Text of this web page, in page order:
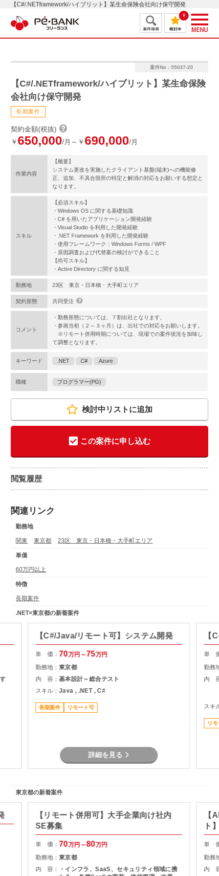
【C#/.NETframework/ハイブリット】某生命保険会社向け保守開発
0
案件No：55037-20
【C#/.NETframework/ハイブリット】某生命保険
会社向け保守開発
長期案件
契約金額(税抜)
￥ 650,000/月～￥ 690,000/月
作業内容
【概要】
システム更改を実施したクライアント基盤(端末)への機能修
正、追加、不具合箇所の特定と解消の対応をお願いする想定と
なります。
スキル
【必須スキル】
・Windows OS に関する基礎知識
・C# を用いたアプリケーション開発経験
・Visual Studio を利用した開発経験
・.NET Framework を利用した開発経験
・使用フレームワーク：Windows Forms / WPF
・原因調査および代替案の検討ができること
【尚可スキル】
・Active Directory に関する知見
勤務地 23区 東京・日本橋・大手町エリア
契約形態 共同受注
コメント
・勤務形態については、７割出社となります。
・参画当初（２～３ヶ月）は、出社での対応をお願いします。
※リモート併用時期については、現場での案件状況を加味し
て調整となります。
キーワード .NET C# Azure
職種 プログラマー(PG)
検討中リストに追加
この案件に申し込む
閲覧履歴
関連リンク
勤務地
関東 東京都 23区 東京・日本橋・大手町エリア
単価
60万円以上
特徴
長期案件
.NET×東京都の新着案件
【C#/Java/リモート可】システム開発
単 価： 70万円～75万円
勤務地：東京都
内 容：基本設計～総合テスト
スキル：Java , .NET , C#
長期案件 リモート可
詳細を見る
【
単
勤務
内
スキ
リ
東京都の新着案件
【リモート併用可】大手企業向け社内
SE募集
単 価： 70万円～80万円
勤務地：東京都
内 容：
・インフラ、SaaS、セキュリティ領域に携
【
ト
単
勤務
内